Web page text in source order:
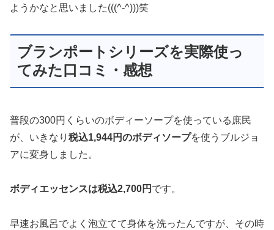
ようかなと思いました(((^-^)))笑
ブランポートシリーズを実際使っ
てみた口コミ・感想
普段の300円くらいのボディーソープを使っている庶民
が、いきなり 税込1,944円のボディソープを使うブルジョ
アに変身しました。
ボディエッセンスは税込2,700円 です。
早速お風呂でよく泡立てて身体を洗ったんですが、その時